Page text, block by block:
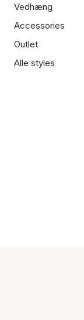
Vedhæng
Accessories
Outlet
Alle styles